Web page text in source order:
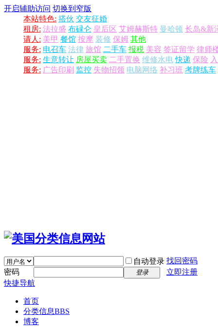
开启辅助访问 切换到窄版
本站特色: 搭伙 交友征婚
租房: 法拉盛 布碌仑 皇后区 艾姆赫斯特 曼哈顿 长岛&新
请人: 美甲 餐馆 按摩 装修 保姆 其他
服务: 电召车 法律 旅馆 二手车 报税 美容 签证留学 律师
服务: 生意转让 房屋买卖 二手置换 维修水电 快递 保险
服务: 广告印刷 监控 失物招领 电脑网络 补习班 考牌练车
自动登录 找回密码
密码
登录
立即注册
快捷导航
首页
分类信息BBS
博客